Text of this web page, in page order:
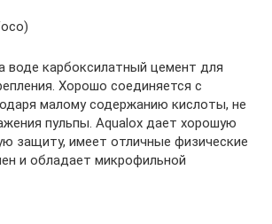
воде карбоксилатный цемент для
Хорошо соединяется с
малому содержанию кислоты, не
пульпы. Aqualox дает хорошую
защиту, имеет отличные физические
и обладает микрофильной